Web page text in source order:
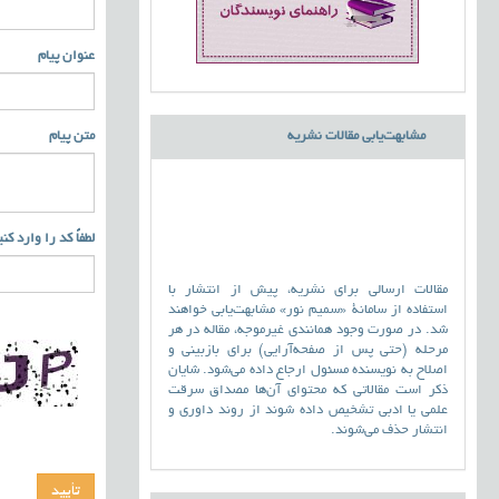
مشابهت‌یابی مقالات نشریه
مقالات ارسالی برای نشریه، پیش از انتشار با
استفاده از سامانۀ «سمیم نور» مشابهت‌یابی خواهند
شد. در صورت وجود همانندی غیرموجه، مقاله در هر
مرحله (حتی پس از صفحه‌آرایی) برای بازبینی و
اصلاح به نویسنده مسئول ارجاع داده می‌شود. شایان
ذکر است مقالاتی که محتوای آن‌ها مصداق سرقت
علمی یا ادبی تشخیص داده شوند از روند داوری و
انتشار حذف می‌شوند.
عنوان پیام
متن پیام
لطفاً کد را وارد